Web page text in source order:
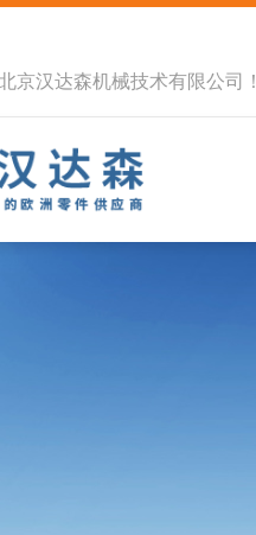
京汉达森机械技术有限公司！